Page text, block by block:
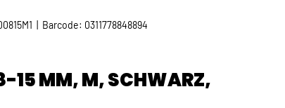
Barcode: 0311778848894
15 MM, M, SCHWARZ,